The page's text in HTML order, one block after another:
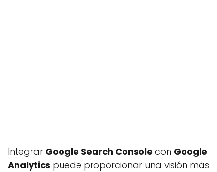
Integrar Google Search Console con Google
Analytics puede proporcionar una visión más